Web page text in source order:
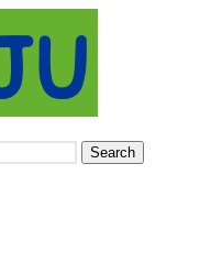
Search